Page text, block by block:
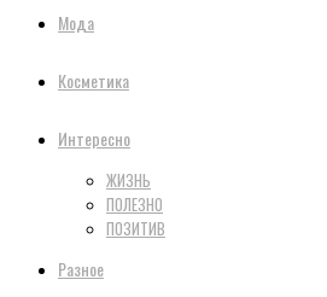
Мода
Косметика
Интересно
ЖИЗНЬ
ПОЛЕЗНО
ПОЗИТИВ
Разное